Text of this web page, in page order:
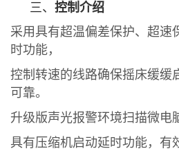
三、 控制介绍
采用具有超温偏差保护、超速
时功能，
控制转速的线路确保摇床缓缓
可靠。
升级版声光报警环境扫描微电
具有压缩机启动延时功能，有